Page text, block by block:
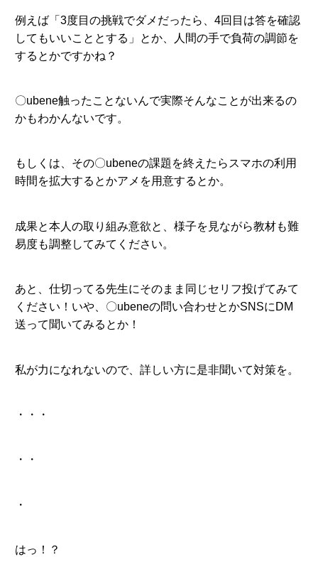
例えば「3度目の挑戦でダメだったら、4回目は答を確認
してもいいこととする」とか、人間の手で負荷の調節を
するとかですかね？
〇ubene触ったことないんで実際そんなことが出来るの
かもわかんないです。
もしくは、その〇ubeneの課題を終えたらスマホの利用
時間を拡大するとかアメを用意するとか。
成果と本人の取り組み意欲と、様子を見ながら教材も難
易度も調整してみてください。
あと、仕切ってる先生にそのまま同じセリフ投げてみて
ください！いや、〇ubeneの問い合わせとかSNSにDM
送って聞いてみるとか！
私が力になれないので、詳しい方に是非聞いて対策を。
・・・
・・
・
はっ！？